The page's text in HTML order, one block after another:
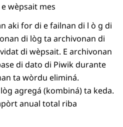
wèpsait mes
aki for di e failnan di l ò g di
di lòg ta archivonan di
di wèpsait. E archivonan
di dato di Piwik durante
ta wòrdu eliminá.
agregá (kombiná) ta keda.
anual total riba